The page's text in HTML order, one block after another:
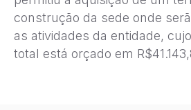
construção da sede onde
as atividades da entidade,
total está orçado em